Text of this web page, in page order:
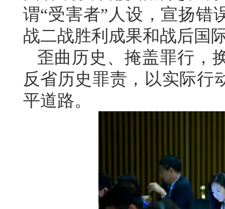
谓“受害者”人设，宣扬错
战二战胜利成果和战后国
歪曲历史、掩盖罪行，
反省历史罪责，以实际行
平道路。